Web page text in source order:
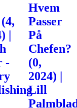
|
-
Hvem
Passer
På
Chefen?
(0,
2024) |
Lill